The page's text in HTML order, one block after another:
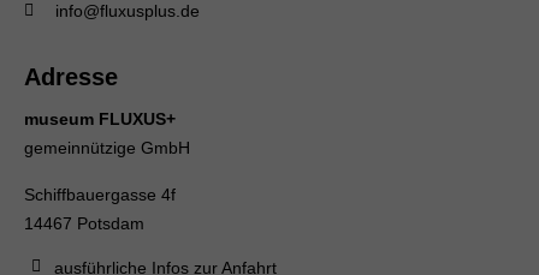
info@fluxusplus.de
Adresse
museum FLUXUS+
gemeinnützige GmbH
Schiffbauergasse 4f
14467 Potsdam
ausführliche Infos zur Anfahrt